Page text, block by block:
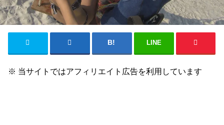
LINE
※ 当サイトではアフィリエイト広告を利用しています